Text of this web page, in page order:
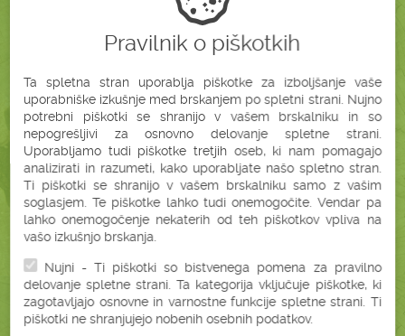
OLJE
GROZDNIH PEŠK
(500 ML)
45,90 €
brez DDV (41,92 €)
Podrobnosti Ni na zalogi
Pravilnik o piškotkih
Ta spletna stran uporablja piškotke za izboljšanje vaše
uporabniške izkušnje med brskanjem po spletni strani. Nujno
potrebni piškotki se shranijo v vašem brskalniku in so
nepogrešljivi za osnovno delovanje spletne strani.
Uporabljamo tudi piškotke tretjih oseb, ki nam pomagajo
analizirati in razumeti, kako uporabljate našo spletno stran.
Ti piškotki se shranijo v vašem brskalniku samo z vašim
soglasjem. Te piškotke lahko tudi onemogočite. Vendar pa
lahko onemogočenje nekaterih od teh piškotkov vpliva na
vašo izkušnjo brskanja.
Nujni - Ti piškotki so bistvenega pomena za pravilno
delovanje spletne strani. Ta kategorija vključuje piškotke, ki
zagotavljajo osnovne in varnostne funkcije spletne strani. Ti
piškotki ne shranjujejo nobenih osebnih podatkov.